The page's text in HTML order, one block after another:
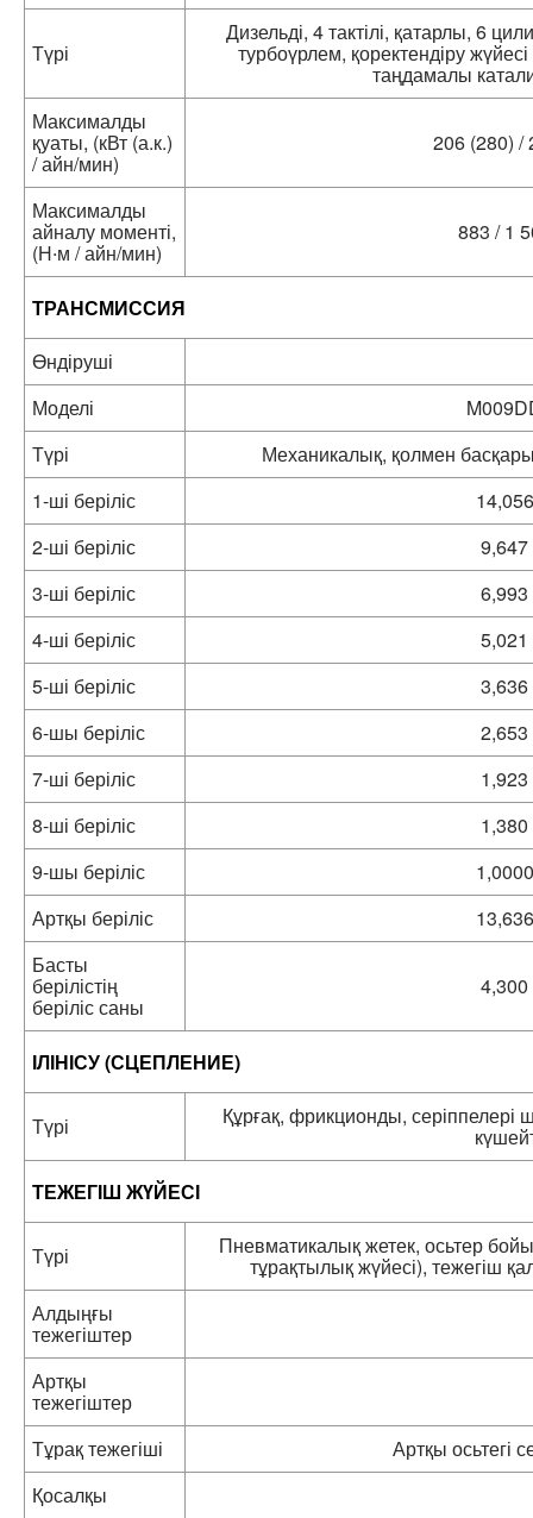
Түрі
Дизельді, 4 тактілі, қатарлы, 6
турбоүрлем, қоректендіру
таңдамалы
Максималды
қуаты, (кВт (а.к.)
/ айн/мин)
206 (280) /
Максималды
айналу моменті,
(Н∙м / айн/мин)
883 / 1
ТРАНСМИССИЯ
Өндіруші
Моделі
Түрі
Механикалық, қолмен
1-ші беріліс
14,056
2-ші беріліс
9,647
3-ші беріліс
6,993
4-ші беріліс
5,021
5-ші беріліс
3,636
6-шы беріліс
2,653
7-ші беріліс
1,923
8-ші беріліс
1,380
9-шы беріліс
1,0000
Артқы беріліс
13,636
Басты
берілістің
беріліс саны
4,300
ІЛІНІСУ (СЦЕПЛЕНИЕ)
Түрі Құрғақ, фрикционды, серіппелері
ТЕЖЕГІШ ЖҮЙЕСІ
Түрі Пневматикалық жетек, осьтер
тұрақтылық жүйесі), тежегіш
Алдыңғы
тежегіштер
Артқы
тежегіштер
Тұрақ тежегіші
Артқы осьтегі
Қосалқы